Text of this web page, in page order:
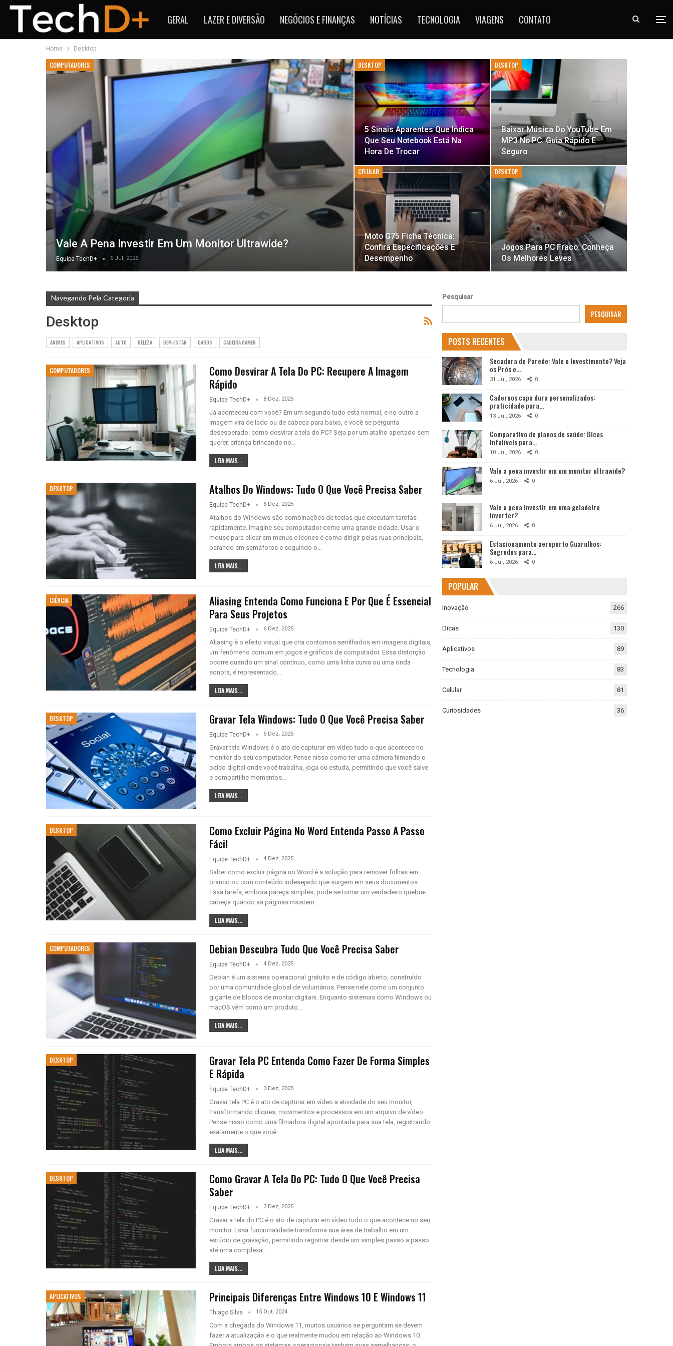
GERAL LAZER E DIVERSÃO NEGÓCIOS E FINANÇAS NOTÍCIAS TECNOLOGIA VIAGENS CONTATO
Home Desktop
COMPUTADORES
Vale A Pena Investir Em Um Monitor Ultrawide?
Equipe TechD+ 6 Jul, 2026
DESKTOP
5 Sinais Aparentes Que Indica
Que Seu Notebook Está Na
Hora De Trocar
DESKTOP
Baixar Música Do YouTube Em
MP3 No PC: Guia Rápido E
Seguro
CELULAR
Moto G75 Ficha Técnica:
Confira Especificações E
Desempenho
DESKTOP
Jogos Para PC Fraco: Conheça
Os Melhores Leves
Navegando Pela Categoria
Desktop
ANIMES APLICATIVOS AUTO BELEZA BEM-ESTAR CABOS CADEIRA GAMER
COMPUTADORES
Como Desvirar A Tela Do PC: Recupere A Imagem
Rápido
Equipe TechD+ 8 Dez, 2025
Já aconteceu com você? Em um segundo tudo está normal, e no outro a
imagem vira de lado ou de cabeça para baixo, e você se pergunta
desesperado: como desvirar a tela do PC? Seja por um atalho apertado sem
querer, criança brincando no…
LEIA MAIS...
DESKTOP Atalhos Do Windows: Tudo O Que Você Precisa Saber
Equipe TechD+ 6 Dez, 2025
Atalhos do Windows são combinações de teclas que executam tarefas
rapidamente. Imagine seu computador como uma grande cidade. Usar o
mouse para clicar em menus e ícones é como dirigir pelas ruas principais,
parando em semáforos e seguindo o…
LEIA MAIS...
CIÊNCIA
Aliasing Entenda Como Funciona E Por Que É Essencial
Para Seus Projetos
Equipe TechD+ 6 Dez, 2025
Aliasing é o efeito visual que cria contornos serrilhados em imagens digitais,
um fenômeno comum em jogos e gráficos de computador. Essa distorção
ocorre quando um sinal contínuo, como uma linha curva ou uma onda
sonora, é representado…
LEIA MAIS...
DESKTOP Gravar Tela Windows: Tudo O Que Você Precisa Saber
Equipe TechD+ 5 Dez, 2025
Gravar tela Windows é o ato de capturar em vídeo tudo o que acontece no
monitor do seu computador. Pense nisso como ter uma câmera filmando o
palco digital onde você trabalha, joga ou estuda, permitindo que você salve
e compartilhe momentos…
LEIA MAIS...
DESKTOP
Como Excluir Página No Word Entenda Passo A Passo
Fácil
Equipe TechD+ 4 Dez, 2025
Saber como excluir página no Word é a solução para remover folhas em
branco ou com conteúdo indesejado que surgem em seus documentos.
Essa tarefa, embora pareça simples, pode se tornar um verdadeiro quebra-
cabeça quando as páginas insistem…
LEIA MAIS...
COMPUTADORES Debian Descubra Tudo Que Você Precisa Saber
Equipe TechD+ 4 Dez, 2025
Debian é um sistema operacional gratuito e de código aberto, construído
por uma comunidade global de voluntários. Pense nele como um conjunto
gigante de blocos de montar digitais. Enquanto sistemas como Windows ou
macOS vêm como um produto…
LEIA MAIS...
DESKTOP
Gravar Tela PC Entenda Como Fazer De Forma Simples
E Rápida
Equipe TechD+ 3 Dez, 2025
Gravar tela PC é o ato de capturar em vídeo a atividade do seu monitor,
transformando cliques, movimentos e processos em um arquivo de vídeo.
Pense nisso como uma filmadora digital apontada para sua tela, registrando
exatamente o que você…
LEIA MAIS...
DESKTOP
Como Gravar A Tela Do PC: Tudo O Que Você Precisa
Saber
Equipe TechD+ 3 Dez, 2025
Gravar a tela do PC é o ato de capturar em vídeo tudo o que acontece no seu
monitor. Essa funcionalidade transforma sua área de trabalho em um
estúdio de gravação, permitindo registrar desde um simples passo a passo
até uma complexa…
LEIA MAIS...
APLICATIVOS Principais Diferenças Entre Windows 10 E Windows 11
Thiago Silva 15 Out, 2024
Com a chegada do Windows 11, muitos usuários se perguntam se devem
fazer a atualização e o que realmente mudou em relação ao Windows 10.
Pesquisar
PESQUISAR
POSTS RECENTES
Secadora de Parede: Vale o Investimento? Veja
os Prós e…
31 Jul, 2026 0
Cadernos capa dura personalizados:
praticidade para…
13 Jul, 2026 0
Comparativo de planos de saúde: Dicas
infalíveis para…
10 Jul, 2026 0
Vale a pena investir em um monitor ultrawide?
6 Jul, 2026 0
Vale a pena investir em uma geladeira
Inverter?
6 Jul, 2026 0
Estacionamento aeroporto Guarulhos:
Segredos para…
6 Jul, 2026 0
POPULAR
Inovação 266
Dicas 130
Aplicativos 89
Tecnologia 83
Celular 81
Curiosidades 36